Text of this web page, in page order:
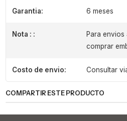
Garantia: 6 meses
Nota : :
Para
comprar
Costo de envio: Consultar
COMPARTIR ESTE PRODUCTO